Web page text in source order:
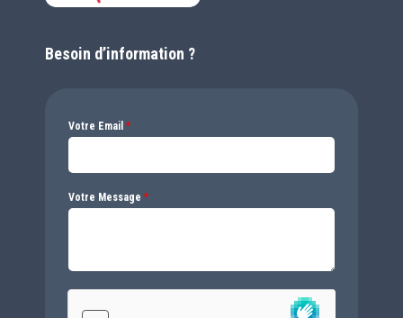
Besoin d’information ?
Votre Email *
Votre Message *